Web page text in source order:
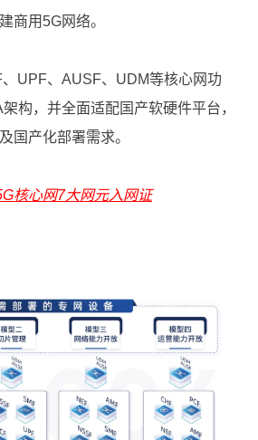
商用5G网络。
UPF、AUSF、UDM等核心网功
构，并全面适配国产软硬件平台，
国产化部署需求。
核心网7大网元入网证
数据管理，具备高效的用户数据处理能
能。
进能力。支持ATCA局点平滑演进至5G
到云化UDM，并保障迁移过程用户数据
SMSF
在5G核心网中，通过控制面NAS信令实
设备与外部短信网络之间的路由和协议
短信消息，查询UDM获取用户订阅数据
通过N20接口将短信转发至AMF以基于
给UE（无需建立用户面数据会话）
查看更多